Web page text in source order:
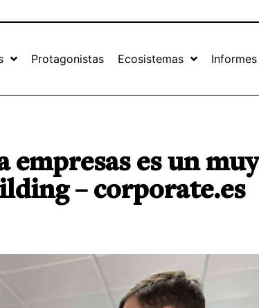
Protagonistas Ecosistemas Informes
es un muy
– corporate.es